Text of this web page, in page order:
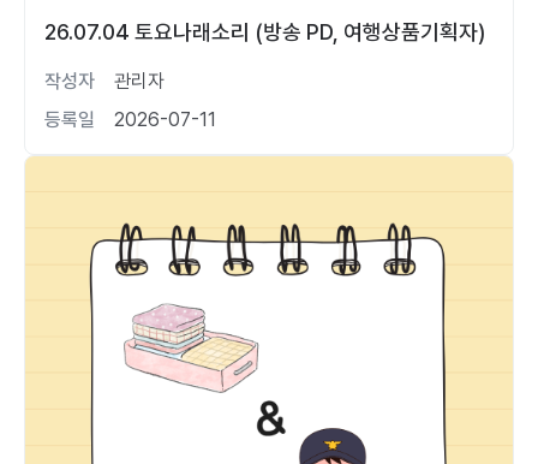
26.07.04 토요나래소리 (방송 PD, 여행상품기획자)
작성자
관리자
등록일
2026-07-11